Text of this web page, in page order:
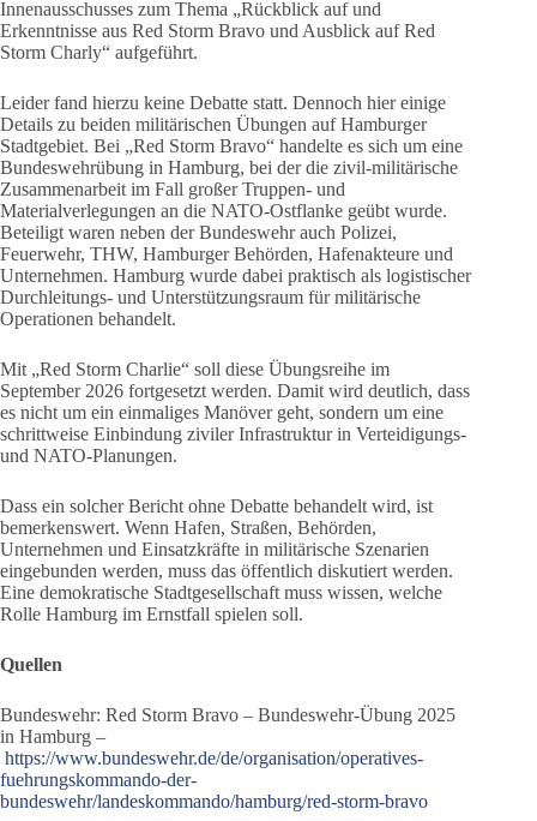
Innenausschusses zum Thema „Rückblick auf und
Erkenntnisse aus Red Storm Bravo und Ausblick auf Red
Storm Charly“ aufgeführt.
Leider fand hierzu keine Debatte statt. Dennoch hier einige
Details zu beiden militärischen Übungen auf Hamburger
Stadtgebiet. Bei „Red Storm Bravo“ handelte es sich um eine
Bundeswehrübung in Hamburg, bei der die zivil-militärische
Zusammenarbeit im Fall großer Truppen- und
Materialverlegungen an die NATO-Ostflanke geübt wurde.
Beteiligt waren neben der Bundeswehr auch Polizei,
Feuerwehr, THW, Hamburger Behörden, Hafenakteure und
Unternehmen. Hamburg wurde dabei praktisch als logistischer
Durchleitungs- und Unterstützungsraum für militärische
Operationen behandelt.
Mit „Red Storm Charlie“ soll diese Übungsreihe im
September 2026 fortgesetzt werden. Damit wird deutlich, dass
es nicht um ein einmaliges Manöver geht, sondern um eine
schrittweise Einbindung ziviler Infrastruktur in Verteidigungs-
und NATO-Planungen.
Dass ein solcher Bericht ohne Debatte behandelt wird, ist
bemerkenswert. Wenn Hafen, Straßen, Behörden,
Unternehmen und Einsatzkräfte in militärische Szenarien
eingebunden werden, muss das öffentlich diskutiert werden.
Eine demokratische Stadtgesellschaft muss wissen, welche
Rolle Hamburg im Ernstfall spielen soll.
Quellen
Bundeswehr: Red Storm Bravo – Bundeswehr-Übung 2025
in Hamburg –
https://www.bundeswehr.de/de/organisation/operatives-
fuehrungskommando-der-
bundeswehr/landeskommando/hamburg/red-storm-bravo